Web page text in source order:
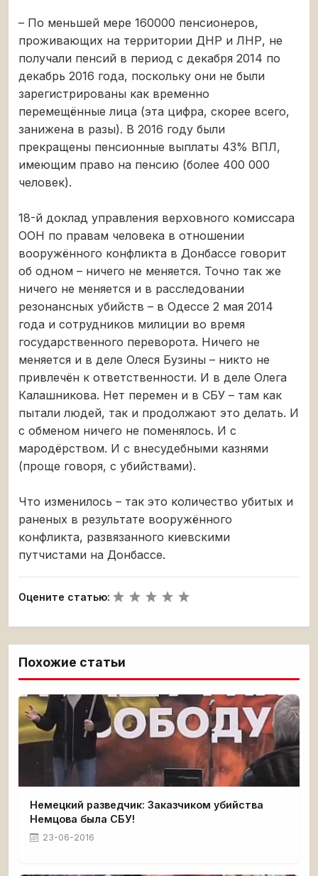
– По меньшей мере 160000 пенсионеров,
проживающих на территории ДНР и ЛНР, не
получали пенсий в период с декабря 2014 по
декабрь 2016 года, поскольку они не были
зарегистрированы как временно
перемещённые лица (эта цифра, скорее всего,
занижена в разы). В 2016 году были
прекращены пенсионные выплаты 43% ВПЛ,
имеющим право на пенсию (более 400 000
человек).
18-й доклад управления верховного комиссара
ООН по правам человека в отношении
вооружённого конфликта в Донбассе говорит
об одном – ничего не меняется. Точно так же
ничего не меняется и в расследовании
резонансных убийств – в Одессе 2 мая 2014
года и сотрудников милиции во время
государственного переворота. Ничего не
меняется и в деле Олеся Бузины – никто не
привлечён к ответственности. И в деле Олега
Калашникова. Нет перемен и в СБУ – там как
пытали людей, так и продолжают это делать. И
с обменом ничего не поменялось. И с
мародёрством. И с внесудебными казнями
(проще говоря, с убийствами).
Что изменилось – так это количество убитых и
раненых в результате вооружённого
конфликта, развязанного киевскими
путчистами на Донбассе.
Оцените статью:
Похожие статьи
Немецкий разведчик: Заказчиком убийства
Немцова была СБУ!
23-06-2016